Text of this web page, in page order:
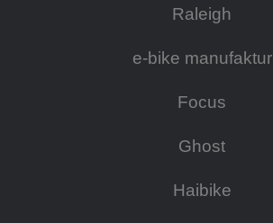
Raleigh
e-bike manufaktur
Focus
Ghost
Haibike